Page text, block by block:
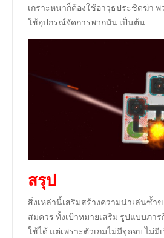
เกราะหนาก็ต้องใช้อาวุธประชิดฆ่า
ใช้อุปกรณ์จัดการพวกมัน เป็นต้น
สรุป
สิ่งเหล่านี้เสริมสร้างความน่าเล่นซ้ำ
สมควร ทั้งเป้าหมายเสริม รูปแบบภา
ใช้ได้ แต่เพราะตัวเกมไม่มีจุดจบ ไม่